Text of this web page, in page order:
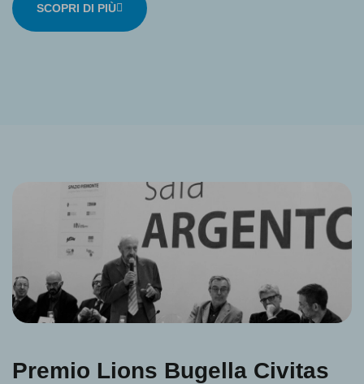
SCOPRI DI PIÙ
Premio Lions Bugella Civitas